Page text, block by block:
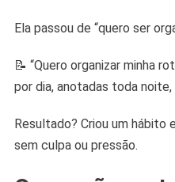
Ela passou de “quero ser
📝 “Quero organizar minha
por dia, anotadas toda
Resultado? Criou um hábito
sem culpa ou pressão.